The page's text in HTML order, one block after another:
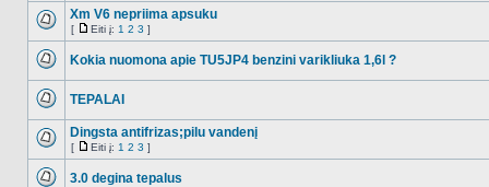
NO_UNREAD_POSTS
Xm V6 nepriima apsuku
[
Eiti
Eiti į: 1 2 3 ]
Kokia nuomona apie TU5JP4 benzini varikliuka 1,6l ?
TEPALAI
NO_UNREAD_POSTS
Dingsta antifrizas;pilu vandenį
[
Eiti
Eiti į: 1 2 3 ]
3.0 degina tepalus